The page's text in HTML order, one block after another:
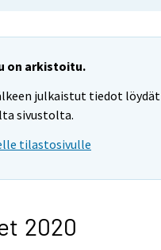
on arkistoitu.
julkaistut tiedot löydät
sivustolta.
tilastosivulle
2020